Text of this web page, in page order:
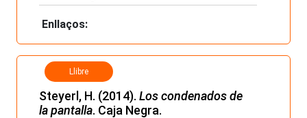
Enllaços:
Llibre
Steyerl, H. (2014). Los condenados de
la pantalla. Caja Negra.